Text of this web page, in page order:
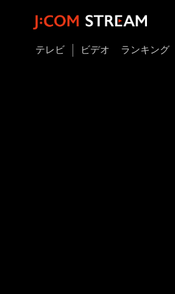
テレビ ビデオ ランキング